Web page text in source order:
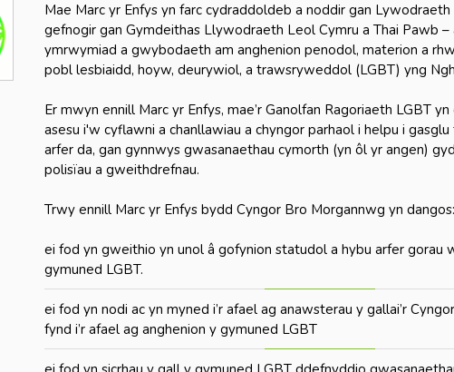
Mae Marc yr Enfys yn farc cydraddoldeb a noddir gan Lywodraeth
gefnogir gan Gymdeithas Llywodraeth Leol Cymru a Thai Pawb
ymrwymiad a gwybodaeth am anghenion penodol, materion a
pobl lesbiaidd, hoyw, deurywiol, a trawsryweddol (LGBT) yng
Er mwyn ennill Marc yr Enfys, mae’r Ganolfan Ragoriaeth LGBT
asesu i'w cyflawni a chanllawiau a chyngor parhaol i helpu i
arfer da, gan gynnwys gwasanaethau cymorth (yn ôl yr angen)
polisïau a gweithdrefnau.
Trwy ennill Marc yr Enfys bydd Cyngor Bro Morgannwg yn dangos:
ei fod yn gweithio yn unol â gofynion statudol a hybu arfer gorau
gymuned LGBT.
ei fod yn nodi ac yn myned i’r afael ag anawsterau y gallai’r
fynd i’r afael ag anghenion y gymuned LGBT